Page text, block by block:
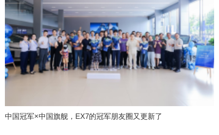
中国冠军×中国旗舰，EX7的冠军朋友圈又更新了